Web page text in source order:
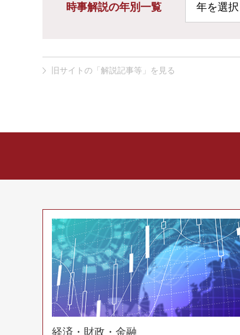
時事解説の年別一覧
旧サイトの「解説記事等」を見る
経済・財政・金融